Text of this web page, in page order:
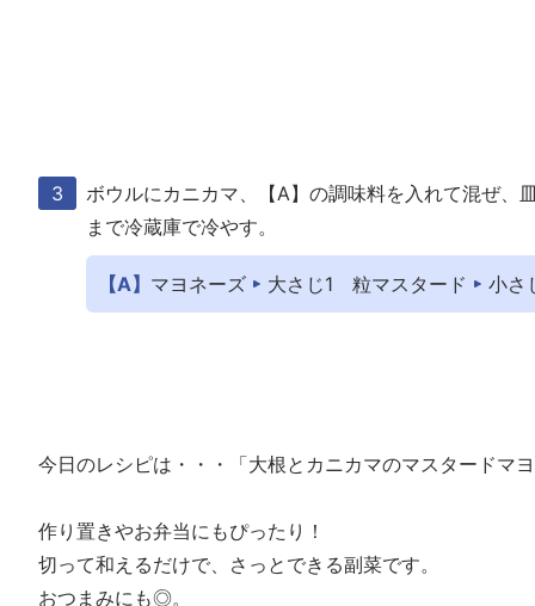
ボウルにカニカマ、【A】の調味料を入れて混ぜ、
まで冷蔵庫で冷やす。
【A】 マヨネーズ 大さじ1 粒マスタード 小さ
今日のレシピは・・・「大根とカニカマのマスタードマ
作り置きやお弁当にもぴったり！
切って和えるだけで、さっとできる副菜です。
おつまみにも◎。